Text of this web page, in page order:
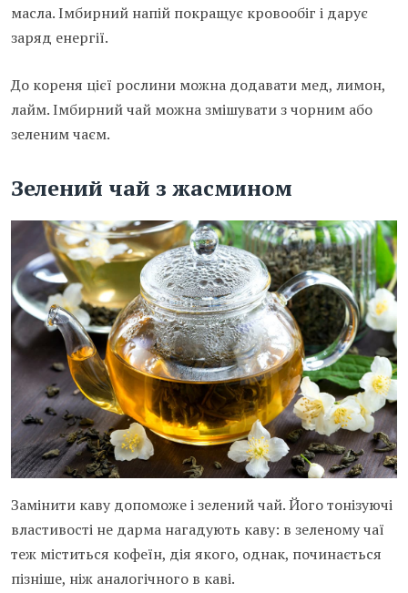
масла. Імбирний напій покращує кровообіг і дарує
заряд енергії.
До кореня цієї рослини можна додавати мед, лимон,
лайм. Імбирний чай можна змішувати з чорним або
зеленим чаєм.
Зелений чай з жасмином
Замінити каву допоможе і зелений чай. Його тонізуючі
властивості не дарма нагадують каву: в зеленому чаї
теж міститься кофеїн, дія якого, однак, починається
пізніше, ніж аналогічного в каві.